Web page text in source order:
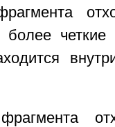
более